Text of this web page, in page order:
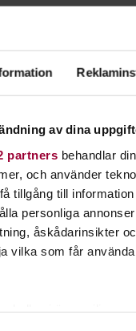
av dina
partnersbehandlar
och använder
tillgång till
personliga
åskådarinsikter
vilka som får